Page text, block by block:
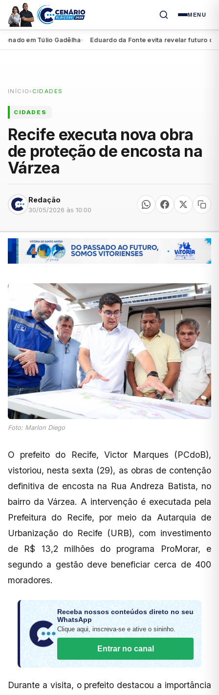
MENU
em Túlio Gadêlha● Eduardo da Fonte evita revelar futuro de
INÍCIO › CIDADES
CIDADES
Recife executa nova obra
de proteção de encosta na
Várzea
Redação
30/05/2026 às 10:00
Foto: Marlon Diego
O prefeito do Recife, Victor Marques (PCdoB),
vistoriou, nesta sexta (29), as obras de contenção
definitiva de encosta na Rua Andreza Batista, no
bairro da Várzea. A intervenção é executada pela
Prefeitura do Recife, por meio da Autarquia de
Urbanização do Recife (URB), com investimento
de R$ 13,2 milhões do programa ProMorar, e
segundo a gestão deve beneficiar cerca de 400
moradores.
Receba nossos conteúdos direto no seu
WhatsApp
Clique aqui, inscreva-se e ative o sininho.
Entrar no canal
Durante a visita, o prefeito destacou a importância